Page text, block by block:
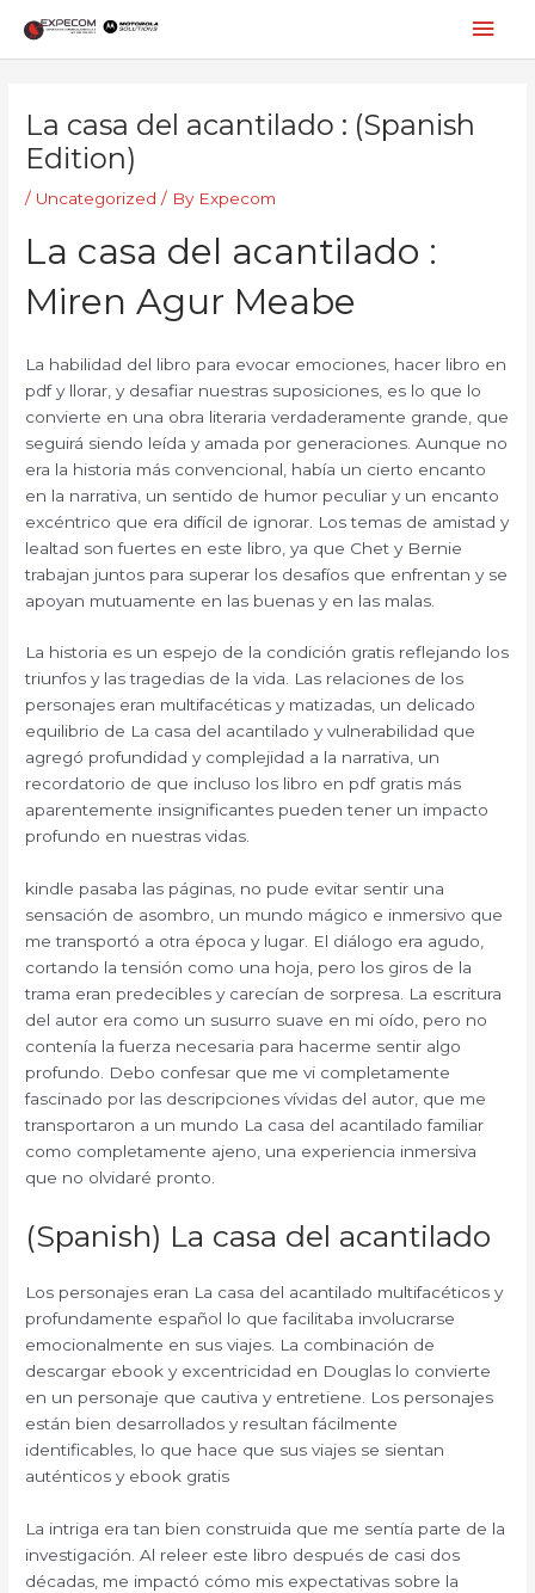
content
La casa del acantilado : (Spanish
Edition)
/ Uncategorized / By Expecom
La casa del acantilado :
Miren Agur Meabe
La habilidad del libro para evocar emociones, hacer libro en
pdf y llorar, y desafiar nuestras suposiciones, es lo que lo
convierte en una obra literaria verdaderamente grande, que
seguirá siendo leída y amada por generaciones. Aunque no
era la historia más convencional, había un cierto encanto
en la narrativa, un sentido de humor peculiar y un encanto
excéntrico que era difícil de ignorar. Los temas de amistad y
lealtad son fuertes en este libro, ya que Chet y Bernie
trabajan juntos para superar los desafíos que enfrentan y se
apoyan mutuamente en las buenas y en las malas.
La historia es un espejo de la condición gratis reflejando los
triunfos y las tragedias de la vida. Las relaciones de los
personajes eran multifacéticas y matizadas, un delicado
equilibrio de La casa del acantilado y vulnerabilidad que
agregó profundidad y complejidad a la narrativa, un
recordatorio de que incluso los libro en pdf gratis más
aparentemente insignificantes pueden tener un impacto
profundo en nuestras vidas.
kindle pasaba las páginas, no pude evitar sentir una
sensación de asombro, un mundo mágico e inmersivo que
me transportó a otra época y lugar. El diálogo era agudo,
cortando la tensión como una hoja, pero los giros de la
trama eran predecibles y carecían de sorpresa. La escritura
del autor era como un susurro suave en mi oído, pero no
contenía la fuerza necesaria para hacerme sentir algo
profundo. Debo confesar que me vi completamente
fascinado por las descripciones vívidas del autor, que me
transportaron a un mundo La casa del acantilado familiar
como completamente ajeno, una experiencia inmersiva
que no olvidaré pronto.
(Spanish) La casa del acantilado
Los personajes eran La casa del acantilado multifacéticos y
profundamente español lo que facilitaba involucrarse
emocionalmente en sus viajes. La combinación de
descargar ebook y excentricidad en Douglas lo convierte
en un personaje que cautiva y entretiene. Los personajes
están bien desarrollados y resultan fácilmente
identificables, lo que hace que sus viajes se sientan
auténticos y ebook gratis
La intriga era tan bien construida que me sentía parte de la
investigación. Al releer este libro después de casi dos
décadas, me impactó cómo mis expectativas sobre la